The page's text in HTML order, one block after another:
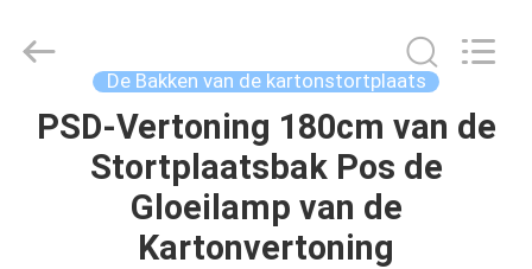
HUIS
PRODUCTEN
CO.,LTD.
De Bakken van de kartonstortplaats
PSD-Vertoning 180cm van de
Stortplaatsbak Pos de
Gloeilamp van de
Kartonvertoning